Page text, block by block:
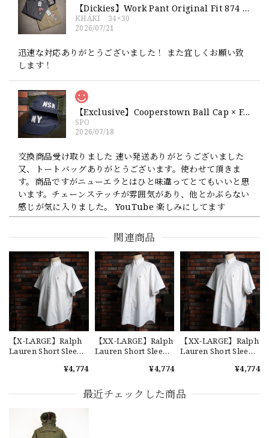
【Dickies】Work Pant Original Fit 874 新品 ディッキーズ オリジナルフィット ワークパンツ
KHAKI 34×30
2026/07/21
迅速な対応ありがとうございました！ また宜しくお願い致
します！
【Exclusive】Cooperstown Ball Cap × FAR EAST SIGNAL "NSN / NY" NAVY×WHITE Made in USA 別注 新品 クーパーズタウンボールキャップ 6パネル 紺
SPO
2026/07/18
交換商品受け取りました 速い発送ありがとうございました
又、トートバッグありがとうございます。使わせて頂きま
す。商品ですがニューエラとはひと味違ってとてもいいと思
います。チェーンステッチが雰囲気があり、他とかぶらない
感じが気に入りました。 YouTube 楽しみにしてます
【Cooperstown Ball Cap】Made in USA Baseball Cap "1952 BIRMINGHAM BLACK BARONS" 新品 クーパーズタウンボールキャップ バーミングハムブラックバロンズ 6パネル
GREEN
2026/07/17
【W36】POLO by Ralph Lauren POLO CHINO ポロチノ ラルフローレン ユーズド ショーツ ショートパンツ No.30
2026/07/17
DSA
2026/07/16
なかなか見つからないこの色味が本当に好きです！ありがと
関連商品
【X-LARGE】Ralph
Lauren Short Sleeve
"YARMOUTH" ラルフ
袖 ボタンダウンシャ
¥4,774
【XX-LARGE】Ralph
Lauren Short Sleeve
"YARMOUTH" ラルフ
袖 ボタンダウンシャ
ツ No.119
¥4,774
【XX-LARGE】Ralph
Lauren Short Sleeve
"YARMOUTH" ラルフ
袖 ボタンダウンシャ
ツ No.144
¥4,774
最近チェックした商品